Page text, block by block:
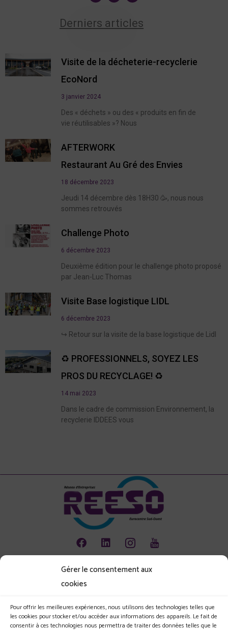
Gérer le consentement aux
cookies
Pour offrir les meilleures expériences, nous utilisons des technologies telles que
les cookies pour stocker et/ou accéder aux informations des appareils. Le fait de
consentir à ces technologies nous permettra de traiter des données telles que le
Derniers articles
Visite de la décheterie-recyclerie
EcoNord
3 janvier 2024
Des « déchets » ou des « produits en fin de
vie réutilisables »? Nous
AFTERWORK
Restaurant Au Gré des Envies
18 décembre 2023
Jeudi 14 décembre dès 18H30 🥳, nous nous
sommes retrouvés
Challenge Photo
6 décembre 2023
Deuxième édition pour le challenge photo proposé
par Jean-Luc Thomas
Visite Base logistique LIDL
6 décembre 2023
↪️ Retour sur la visite de la base logistique de Lidl
♻️ PROFESSIONNELS, SOYEZ LES
PROS DU RECYCLAGE! ♻️
14 mai 2023
Dans le cadre de commission Environnement, la
recyclerie IDDEES vous
Animation
Emploi
Environnement
Les jeunes et l'entreprise